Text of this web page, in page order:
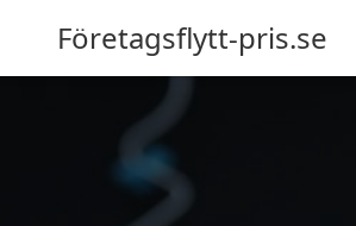
Företagsflytt-pris.se